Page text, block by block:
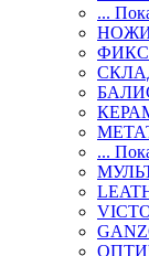
...
...